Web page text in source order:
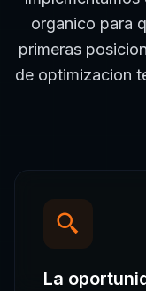
organico para
primeras
de optimizacion
La